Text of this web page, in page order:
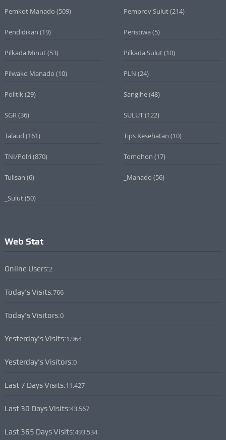
Pemkot Manado (509) Pemprov Sulut(214)
Pendidikan (19) Peristiwa (5)
Pilkada Minut(53) Pilkada Sulut(10)
Pilwako Manado (10) PLN (24)
Politik (29) Sangihe(48)
SGR (36) SULUT(122)
Talaud (161) Tips Kesehatan (10)
TNI/Polri (870) Tomohon (17)
Tulisan (6) _Manado (56)
_Sulut(50)
Web Stat
Online Users:2
Today's Visits:766
Today's Visitors:0
Yesterday's Visits:1.964
Yesterday's Visitors:0
Last 7 Days Visits:11.427
Last 30 Days Visits:43.567
Last 365 Days Visits:493.534